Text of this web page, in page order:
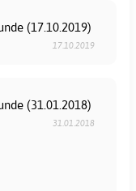
(17.10.2019)
17.10.2019
(31.01.2018)
31.01.2018